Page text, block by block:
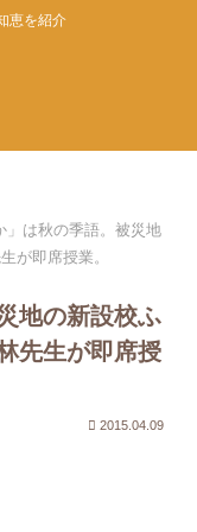
恵を紹介
」は秋の季語。被災地
が即席授業。
地の新設校ふ
先生が即席授
2015.04.09